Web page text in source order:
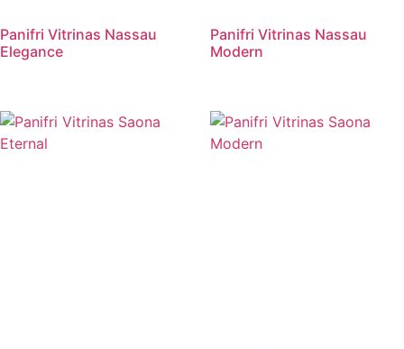
Panifri Vitrinas Nassau
Elegance
Panifri Vitrinas Nassau
Modern